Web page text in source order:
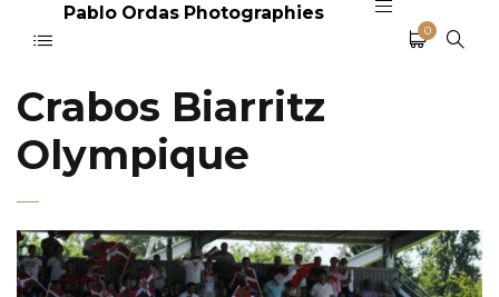
Pablo Ordas Photographies
0
Crabos Biarritz
Olympique